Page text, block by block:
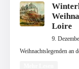
Loire
9.
Weihnachtslegenden an